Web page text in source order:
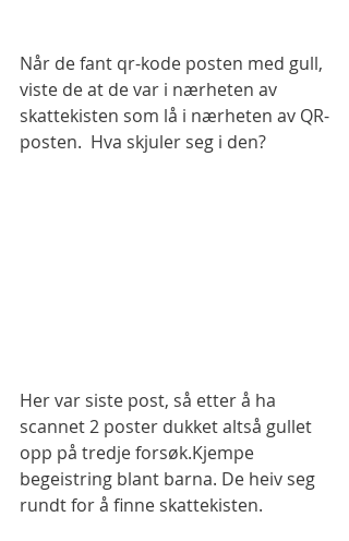
Når de fant qr-kode posten med gull,
viste de at de var i nærheten av
skattekisten som lå i nærheten av QR-
posten.  Hva skjuler seg i den?
Her var siste post, så etter å ha
scannet 2 poster dukket altså gullet
opp på tredje forsøk.Kjempe
begeistring blant barna. De heiv seg
rundt for å finne skattekisten.